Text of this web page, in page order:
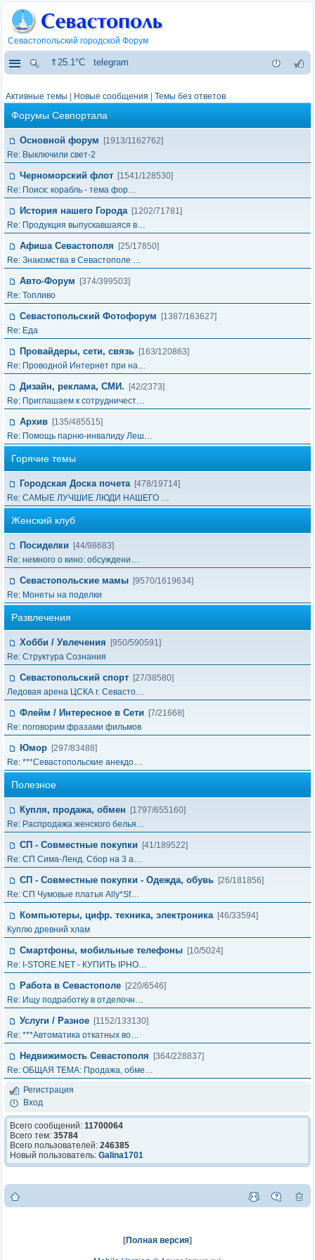
Севастопольский городской Форум
⇑25.1°C telegram
Активные темы Новые сообщения Темы без ответов
Форумы Севпортала
Основной форум
[1913/1162762]
Re: Выключили свет-2
Черноморский флот [1541/128530]
Re: Поиск: корабль - тема фор…
История нашего Города [1202/71781]
Re: Продукция выпускавшаяся в…
Афиша Севастополя
[25/17850]
Re: Знакомства в Севастополе …
Авто-Форум
[374/399503]
Re: Топливо
Севастопольский Фотофорум
[1387/163627]
Re: Еда
Провайдеры, сети, связь [163/120863]
Re: Проводной Интернет при на…
Дизайн, реклама, СМИ.
[42/2373]
Re: Приглашаем к сотрудничест…
Архив [135/485515]
Re: Помощь парню-инвалиду Леш…
Горячие темы
Городская Доска почета [478/19714]
Re: САМЫЕ ЛУЧШИЕ ЛЮДИ НАШЕГО …
Женский клуб
Посиделки
[44/98683]
Re: немного о кино: обсуждени…
Севастопольские мамы [9570/1619634]
Re: Монеты на поделки
Развлечения
Хобби / Увлечения
[950/590591]
Re: Структура Сознания
Севастопольский спорт [27/38580]
Ледовая арена ЦСКА г. Севасто…
Флейм / Интересное в Cети
[7/21668]
Re: поговорим фразами фильмов
Юмор [297/83488]
Re: ***Севастопольские анекдо…
Полезное
Купля, продажа, обмен
[1797/655160]
Re: Распродажа женского белья…
СП - Совместные покупки
[41/189522]
Re: СП Сима-Ленд. Сбор на 3 а…
СП - Совместные покупки - Одежда, обувь [26/181856]
Re: СП Чумовые платья Ally*Sf…
Компьютеры, цифр. техника, электроника [46/33594]
Куплю древний хлам
Смартфоны, мобильные телефоны [10/5024]
Re: I-STORE.NET - КУПИТЬ IPHO…
Работа в Севастополе [220/6546]
Re: Ищу подработку в отделочн…
Услуги / Разное [1152/133130]
Re: ***Автоматика откатных во…
Недвижимость Севастополя
[364/228837]
Re: ОБЩАЯ ТЕМА: Продажа, обме…
Регистрация
Вход
Всего сообщений: 11700064
Всего тем: 35784
Всего пользователей: 246385
Новый пользователь: Galina1701
[Полная версия]